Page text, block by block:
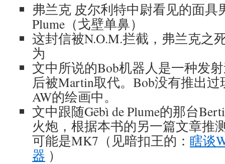
弗兰克 皮尔利特中尉看见的面具
Plume（戈壁单鼻）
这封信被N.O.M.拦截，弗兰克之
为
文中所说的Bob机器人是一种发
后被Martin取代。Bob没有推出
AW的绘画中。
文中跟随Gēbì de Plume的那台
火炮，根据本书的另一篇文章推
可能是MK7（见暗扣王的： 瞎谈
器 ）